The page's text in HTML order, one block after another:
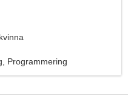
Programmering